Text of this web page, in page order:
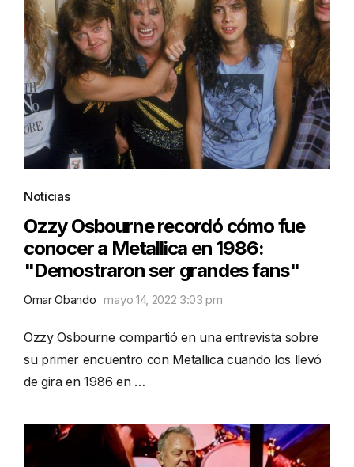
Noticias
Ozzy Osbourne recordó cómo fue
conocer a Metallica en 1986:
"Demostraron ser grandes fans"
Omar Obando mayo 14, 2022 3:03 pm
Ozzy Osbourne compartió en una entrevista sobre
su primer encuentro con Metallica cuando los llevó
de gira en 1986 en …